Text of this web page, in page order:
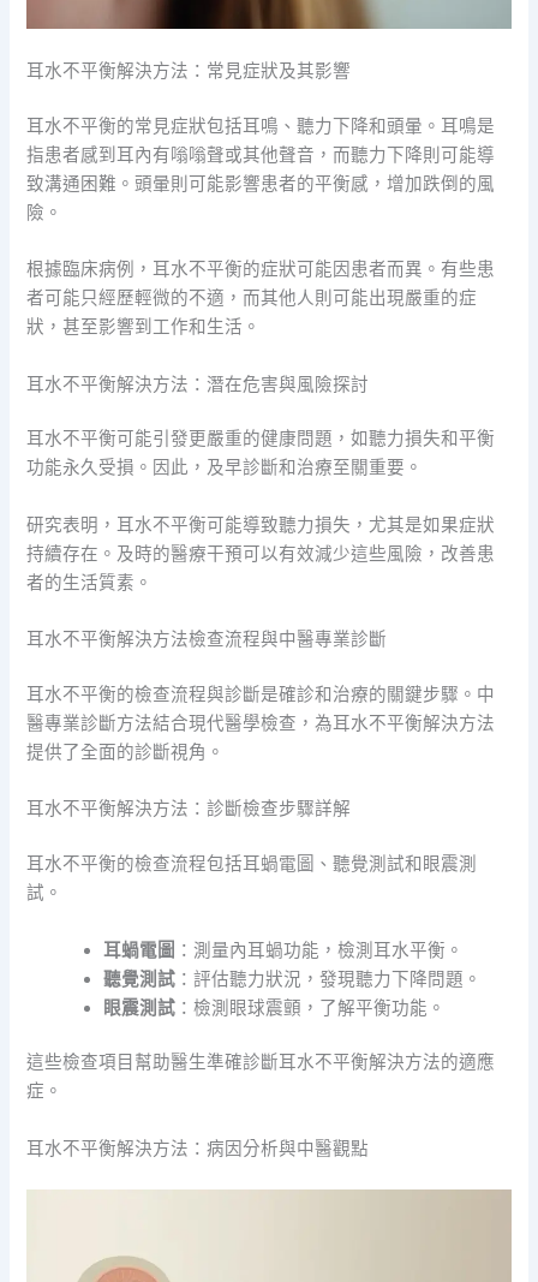
耳水不平衡解決方法：常見症狀及其影響
耳水不平衡的常見症狀包括耳鳴、聽力下降和頭暈。耳鳴是
指患者感到耳內有嗡嗡聲或其他聲音，而聽力下降則可能導
致溝通困難。頭暈則可能影響患者的平衡感，增加跌倒的風
險。
根據臨床病例，耳水不平衡的症狀可能因患者而異。有些患
者可能只經歷輕微的不適，而其他人則可能出現嚴重的症
狀，甚至影響到工作和生活。
耳水不平衡解決方法：潛在危害與風險探討
耳水不平衡可能引發更嚴重的健康問題，如聽力損失和平衡
功能永久受損。因此，及早診斷和治療至關重要。
研究表明，耳水不平衡可能導致聽力損失，尤其是如果症狀
持續存在。及時的醫療干預可以有效減少這些風險，改善患
者的生活質素。
耳水不平衡解決方法檢查流程與中醫專業診斷
耳水不平衡的檢查流程與診斷是確診和治療的關鍵步驟。中
醫專業診斷方法結合現代醫學檢查，為耳水不平衡解決方法
提供了全面的診斷視角。
耳水不平衡解決方法：診斷檢查步驟詳解
耳水不平衡的檢查流程包括耳蝸電圖、聽覺測試和眼震測
試。
耳蝸電圖 ：測量內耳蝸功能，檢測耳水平衡。
聽覺測試 ：評估聽力狀況，發現聽力下降問題。
眼震測試 ：檢測眼球震顫，了解平衡功能。
這些檢查項目幫助醫生準確診斷耳水不平衡解決方法的適應
症。
耳水不平衡解決方法：病因分析與中醫觀點